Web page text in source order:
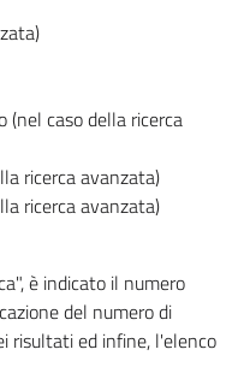
caso della ricerca
ricerca avanzata)
ricerca avanzata)
è indicato il numero
del numero di
risultati ed infine, l'elenco